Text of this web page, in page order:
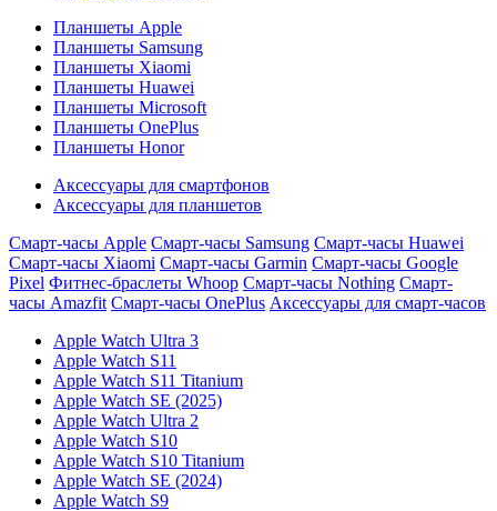
Планшеты Apple
Планшеты Samsung
Планшеты Xiaomi
Планшеты Huawei
Планшеты Microsoft
Планшеты OnePlus
Планшеты Honor
Аксессуары для смартфонов
Аксессуары для планшетов
Смарт-часы Apple Смарт-часы Samsung Смарт-часы Huawei
Смарт-часы Xiaomi Смарт-часы Garmin Смарт-часы Google
Pixel Фитнес-браслеты Whoop Смарт-часы Nothing Смарт-
часы Amazfit Смарт-часы OnePlus Аксессуары для смарт-часов
Apple Watch Ultra 3
Apple Watch S11
Apple Watch S11 Titanium
Apple Watch SE (2025)
Apple Watch Ultra 2
Apple Watch S10
Apple Watch S10 Titanium
Apple Watch SE (2024)
Apple Watch S9